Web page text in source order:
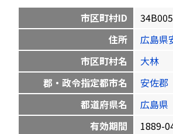
市区町村ID
住所
広島県
市区町村名
大林
郡・政令指定都市名
安佐郡
都道府県名
広島県
有効期間
1889-